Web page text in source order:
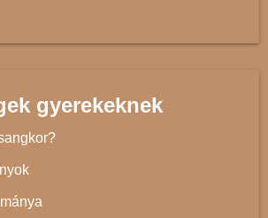
gyerekeknek